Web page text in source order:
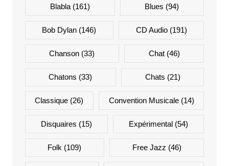
Blabla(161) Blues (94)
Bob Dylan (146) CD Audio(191)
Chanson (33) Chat(46)
Chatons (33) Chats (21)
Classique (26) Convention Musicale(14)
Disquaires (15) Expérimental (54)
Folk (109) Free Jazz (46)